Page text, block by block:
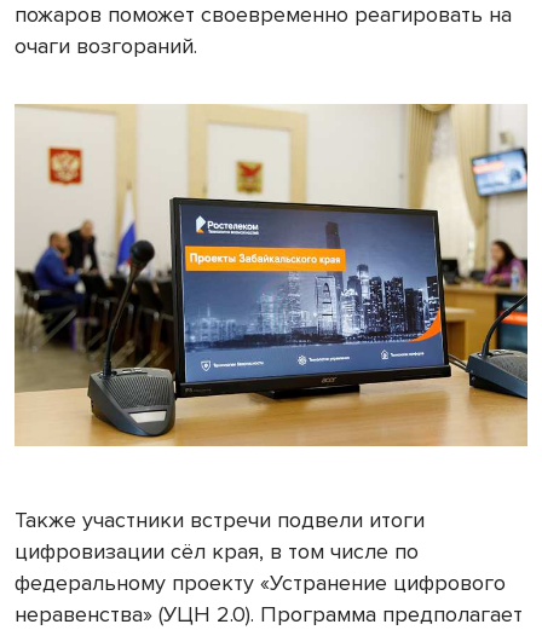
пожаров поможет своевременно реагировать на
очаги возгораний.
Также участники встречи подвели итоги
цифровизации сёл края, в том числе по
федеральному проекту «Устранение цифрового
неравенства» (УЦН 2.0). Программа предполагает